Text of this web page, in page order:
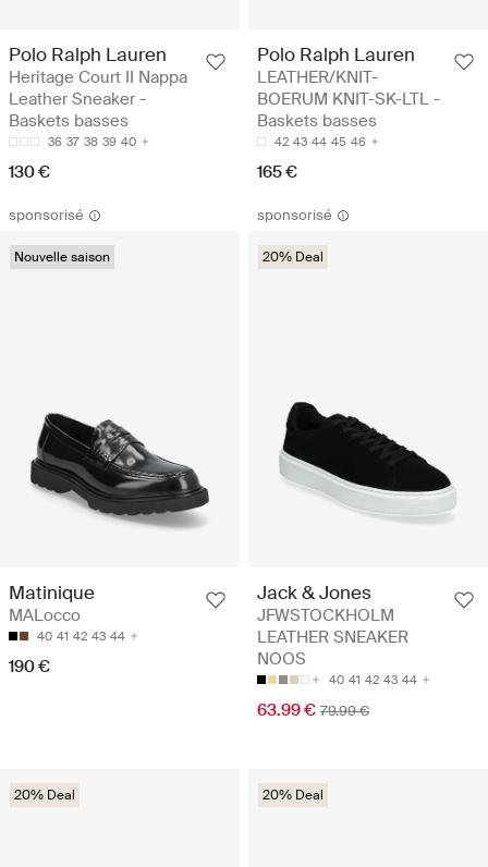
Polo Ralph Lauren
Heritage Court II Nappa
Leather Sneaker -
Baskets basses
36 37 38 39 40
130 €
Polo Ralph Lauren
LEATHER/KNIT-
BOERUM KNIT-SK-LTL -
Baskets basses
42 43 44 45 46
165 €
sponsorisé
Nouvelle saison
Matinique
MALocco
40 41 42 43 44
190 €
sponsorisé
20% Deal
Jack & Jones
JFWSTOCKHOLM
LEATHER SNEAKER
NOOS
40 41 42 43 44
63.99 € 79.99 €
20% Deal 20% Deal